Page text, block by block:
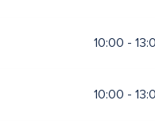
10:00 -
10:00 -